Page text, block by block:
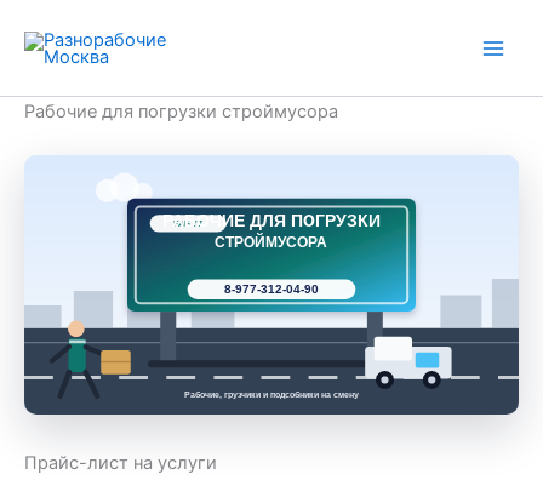
содержимому
Рабочие для погрузки строймусора
РАБ 77
РАБОЧИЕ ДЛЯ ПОГРУЗКИ
СТРОЙМУСОРА
8-977-312-04-90
Рабочие, грузчики и подсобники на смену
Прайс-лист на услуги